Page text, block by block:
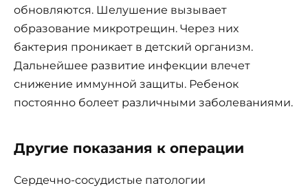
обновляются. Шелушение вызывает
образование микротрещин. Через них
бактерия проникает в детский организм.
Дальнейшее развитие инфекции влечет
снижение иммунной защиты. Ребенок
постоянно болеет различными заболеваниями.
Другие показания к операции
Сердечно-сосудистые патологии